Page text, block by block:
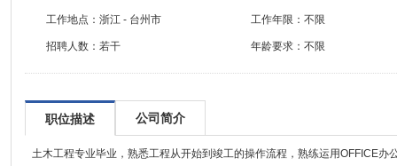
工作地点： 浙江 - 台州市 工作年限： 不限
招聘人数： 若干 年龄要求： 不限
职位描述 公司简介
土木工程专业毕业，熟悉工程从开始到竣工的操作流程，熟练运用OFFICE办